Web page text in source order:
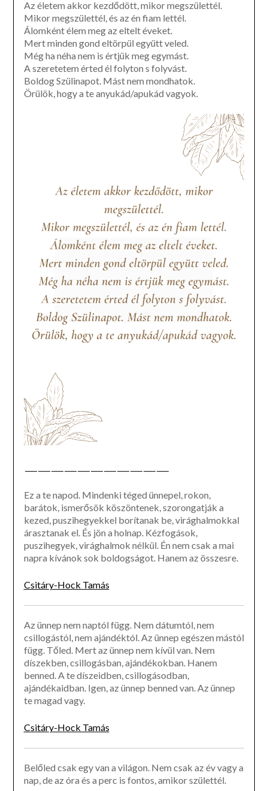
Az életem akkor kezdődött, mikor megszülettél.
Mikor megszülettél, és az én fiam lettél.
Álomként élem meg az eltelt éveket.
Mert minden gond eltörpül együtt veled.
Még ha néha nem is értjük meg egymást.
A szeretetem érted él folyton s folyvást.
Boldog Szülinapot. Mást nem mondhatok.
Örülök, hogy a te anyukád/apukád vagyok.
———————————
Ez a te napod. Mindenki téged ünnepel, rokon,
barátok, ismerősök köszöntenek, szorongatják a
kezed, puszihegyekkel borítanak be, virághalmokkal
árasztanak el. És jön a holnap. Kézfogások,
puszihegyek, virághalmok nélkül. Én nem csak a mai
napra kívánok sok boldogságot. Hanem az összesre.
Csitáry-Hock Tamás
Az ünnep nem naptól függ. Nem dátumtól, nem
csillogástól, nem ajándéktól. Az ünnep egészen mástól
függ. Tőled. Mert az ünnep nem kívül van. Nem
díszekben, csillogásban, ajándékokban. Hanem
benned. A te díszeidben, csillogásodban,
ajándékaidban. Igen, az ünnep benned van. Az ünnep
te magad vagy.
Csitáry-Hock Tamás
Belőled csak egy van a világon. Nem csak az év vagy a
nap, de az óra és a perc is fontos, amikor születtél.